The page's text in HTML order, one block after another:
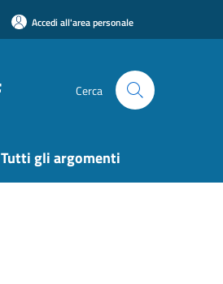
Accedi all'area personale
Cerca
Tutti gli argomenti